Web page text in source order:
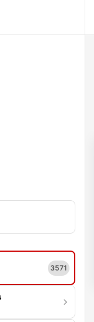
3571